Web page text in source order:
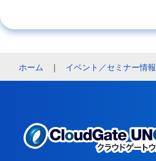
ホーム ｜ イベント／セミナー情報